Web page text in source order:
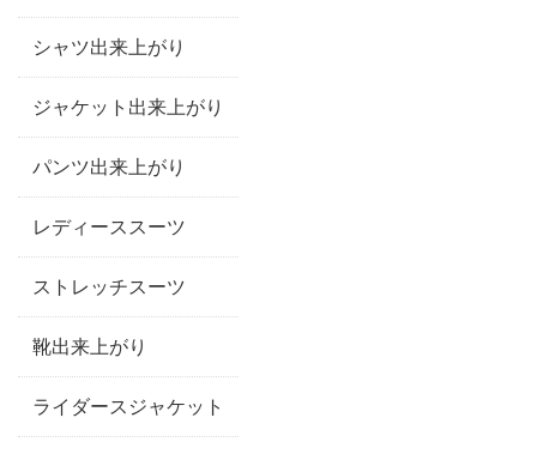
シャツ出来上がり
ジャケット出来上がり
パンツ出来上がり
レディーススーツ
ストレッチスーツ
靴出来上がり
ライダースジャケット